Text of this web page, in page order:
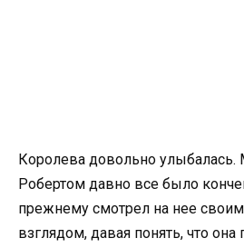
Королева довольно
Робертом давно все было
прежнему смотрел на нее
взглядом, давая понять, что она